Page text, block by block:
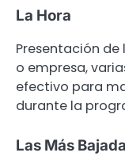
La Hora
Presentación
o empresa,
efectivo para
durante la
Las Más